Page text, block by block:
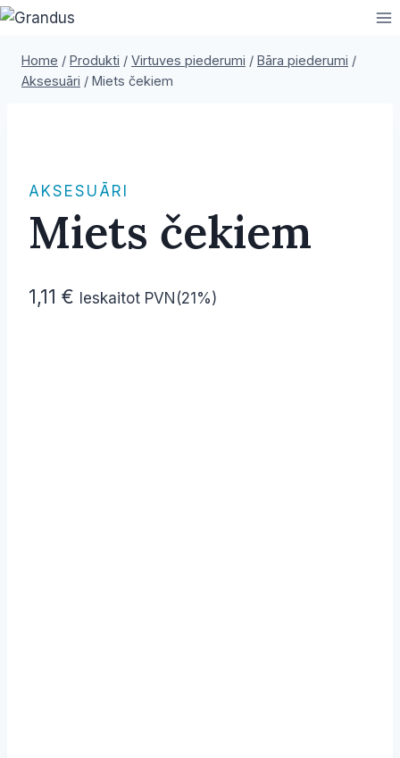
Skip
content
Home / Produkti / Virtuves piederumi / Bāra piederumi /
Aksesuāri / Miets čekiem
AKSESUĀRI
Miets čekiem
1,11 € Ieskaitot PVN(21%)